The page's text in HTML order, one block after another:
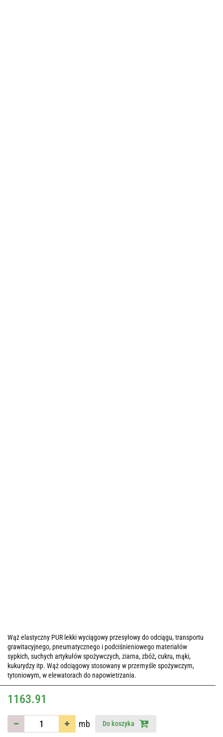
Wąż elastyczny PUR lekki wyciągowy przesyłowy do odciągu, transportu
grawitacyjnego, pneumatycznego i podciśnieniowego materiałów
sypkich, suchych artykułów spożywczych, ziarna, zbóż, cukru, mąki,
kukurydzy itp. Wąż odciągowy stosowany w przemyśle spożywczym,
tytoniowym, w elewatorach do napowietrzania.
1163.91
mb Do koszyka